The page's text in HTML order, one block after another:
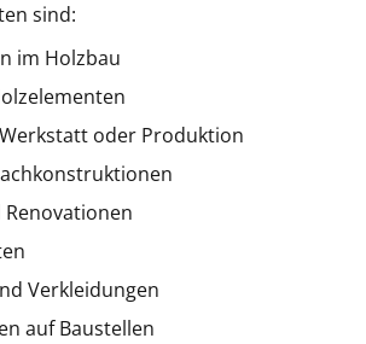
sind:
im Holzbau
oder Produktion
Verkleidungen
auf Baustellen